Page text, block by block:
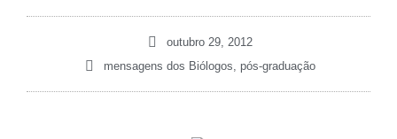
m
outubro 29, 2012
mensagens dos Biólogos, pós-graduação